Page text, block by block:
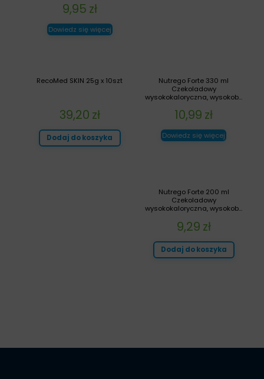
9,95 zł
Dowiedz się więcej
Nutrego Forte 330 ml
Czekoladowy
wysokokaloryczna, wysokob...
10,99 zł
Dowiedz się więcej
RecoMed SKIN 25g x 10szt
39,20 zł
Dodaj do koszyka
Nutrego Forte 200 ml
Czekoladowy
wysokokaloryczna, wysokob...
9,29 zł
Dodaj do koszyka